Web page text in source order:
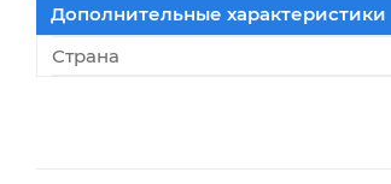
Дополнительные характеристики
Страна